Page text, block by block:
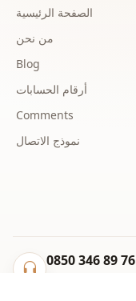
الصفحة الرئيسية
من نحن
Blog
أرقام الحسابات
Comments
نموذج الاتصال
0850 346 89 76